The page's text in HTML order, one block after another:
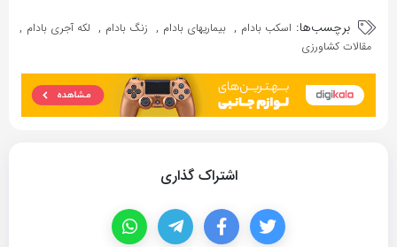
برچسب‌ها: اسکب بادام , بیماریهای بادام , زنگ بادام , لکه آجری بادام ,
مقالات کشاورزی
اشتراک گذاری